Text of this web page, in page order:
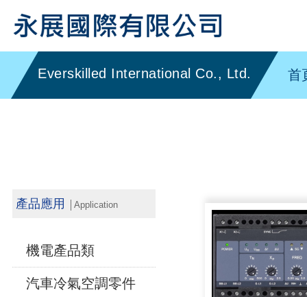
首
產品應用 │Application
機電產品類
汽車冷氣空調零件